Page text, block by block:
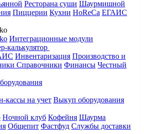
Ресторана суши Шаурмишной
Пиццерии Кухни HoReCa ЕГАИС
Интеграционные модули
калькулятор
Инвентаризация Производство и
Справочники Финансы Честный
кассы на учет Выкуп оборудования
Ночной клуб Кофейня Шаурма
Общепит Фастфуд Службы доставки